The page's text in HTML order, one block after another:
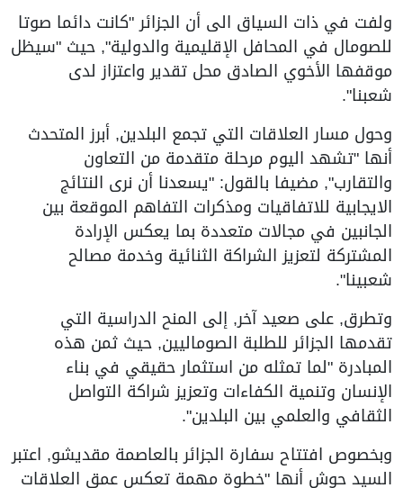
ولفت في ذات السياق الى أن الجزائر "كانت دائما صوتا
للصومال في المحافل الإقليمية والدولية", حيث "سيظل
موقفها الأخوي الصادق محل تقدير واعتزاز لدى
شعبنا".
وحول مسار العلاقات التي تجمع البلدين, أبرز المتحدث
أنها "تشهد اليوم مرحلة متقدمة من التعاون
والتقارب", مضيفا بالقول: "يسعدنا أن نرى النتائج
الايجابية للاتفاقيات ومذكرات التفاهم الموقعة بين
الجانبين في مجالات متعددة بما يعكس الإرادة
المشتركة لتعزيز الشراكة الثنائية وخدمة مصالح
شعبينا".
وتطرق, على صعيد آخر, إلى المنح الدراسية التي
تقدمها الجزائر للطلبة الصوماليين, حيث ثمن هذه
المبادرة "لما تمثله من استثمار حقيقي في بناء
الإنسان وتنمية الكفاءات وتعزيز شراكة التواصل
الثقافي والعلمي بين البلدين".
وبخصوص افتتاح سفارة الجزائر بالعاصمة مقديشو, اعتبر
السيد حوش أنها "خطوة مهمة تعكس عمق العلاقات